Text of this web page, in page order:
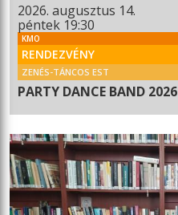
2026. augusztus 14.
péntek 19:30
KMO
RENDEZVÉNY
ZENÉS-TÁNCOS EST
PARTY DANCE BAND 2026